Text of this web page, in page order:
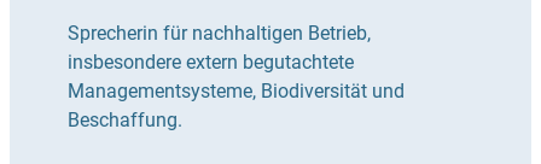
Sprecherin für nachhaltigen Betrieb,
insbesondere extern begutachtete
Managementsysteme, Biodiversität und
Beschaffung.